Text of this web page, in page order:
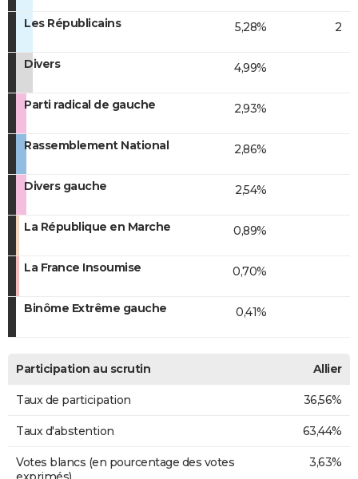
Les Républicains 5,28% 2
Divers 4,99%
Parti radical de gauche 2,93%
Rassemblement National 2,86%
Divers gauche 2,54%
La République en Marche 0,89%
La France Insoumise 0,70%
Binôme Extrême gauche 0,41%
Participation au scrutin Allier
Taux de participation 36,56%
Taux d'abstention 63,44%
Votes blancs (en pourcentage des votes
3,63%